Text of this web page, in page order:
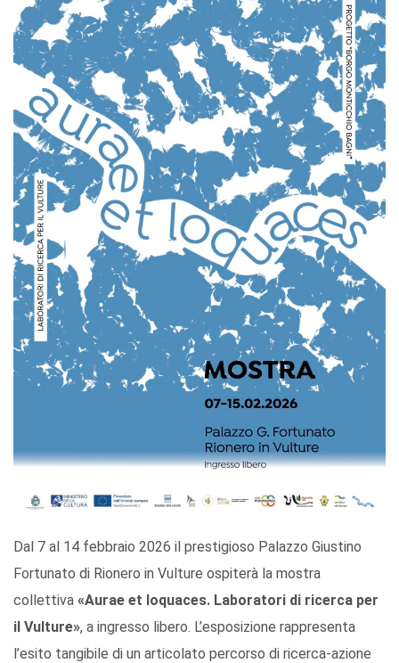
Dal 7 al 14 febbraio 2026 il prestigioso Palazzo Giustino
Fortunato di Rionero in Vulture ospiterà la mostra
collettiva «Aurae et loquaces. Laboratori di ricerca per
il Vulture», a ingresso libero. L’esposizione rappresenta
l’esito tangibile di un articolato percorso di ricerca-azione